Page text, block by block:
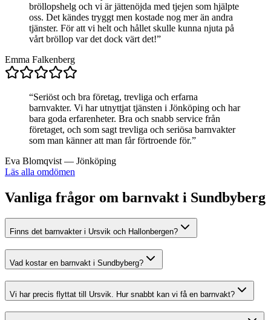
bröllopshelg och vi är jättenöjda med tjejen som hjälpte
oss. Det kändes tryggt men kostade nog mer än andra
tjänster. För att vi helt och hållet skulle kunna njuta på
vårt bröllop var det dock värt det!”
Emma Falkenberg
“Seriöst och bra företag, trevliga och erfarna
barnvakter. Vi har utnyttjat tjänsten i Jönköping och har
bara goda erfarenheter. Bra och snabb service från
företaget, och som sagt trevliga och seriösa barnvakter
som man känner att man får förtroende för.”
Eva Blomqvist — Jönköping
Läs alla omdömen
Vanliga frågor om barnvakt i Sundbyberg
Finns det barnvakter i Ursvik och Hallonbergen?
Vad kostar en barnvakt i Sundbyberg?
Vi har precis flyttat till Ursvik. Hur snabbt kan vi få en barnvakt?